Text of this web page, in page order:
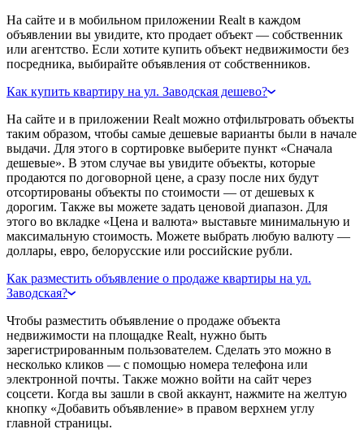
На сайте и в мобильном приложении Realt в каждом
объявлении вы увидите, кто продает объект — собственник
или агентство. Если хотите купить объект недвижимости без
посредника, выбирайте объявления от собственников.
Как купить квартиру на ул. Заводская дешево?
На сайте и в приложении Realt можно отфильтровать объекты
таким образом, чтобы самые дешевые варианты были в начале
выдачи. Для этого в сортировке выберите пункт «Сначала
дешевые». В этом случае вы увидите объекты, которые
продаются по договорной цене, а сразу после них будут
отсортированы объекты по стоимости — от дешевых к
дорогим. Также вы можете задать ценовой диапазон. Для
этого во вкладке «Цена и валюта» выставьте минимальную и
максимальную стоимость. Можете выбрать любую валюту —
доллары, евро, белорусские или российские рубли.
Как разместить объявление о продаже квартиры на ул.
Заводская?
Чтобы разместить объявление о продаже объекта
недвижимости на площадке Realt, нужно быть
зарегистрированным пользователем. Сделать это можно в
несколько кликов — с помощью номера телефона или
электронной почты. Также можно войти на сайт через
соцсети. Когда вы зашли в свой аккаунт, нажмите на желтую
кнопку «Добавить объявление» в правом верхнем углу
главной страницы.